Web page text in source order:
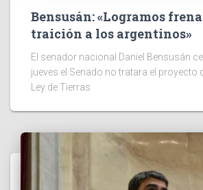
Bensusán: «Logramos
traición a los argentinos»
El senador nacional Daniel Bensusán
jueves el Senado no tratara el proyecto
Ley de Tierras